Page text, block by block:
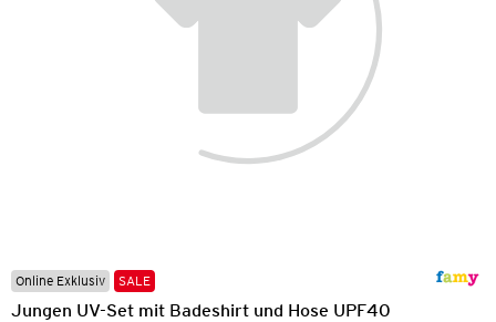
Online Exklusiv SALE
Jungen UV-Set mit Badeshirt und Hose UPF40